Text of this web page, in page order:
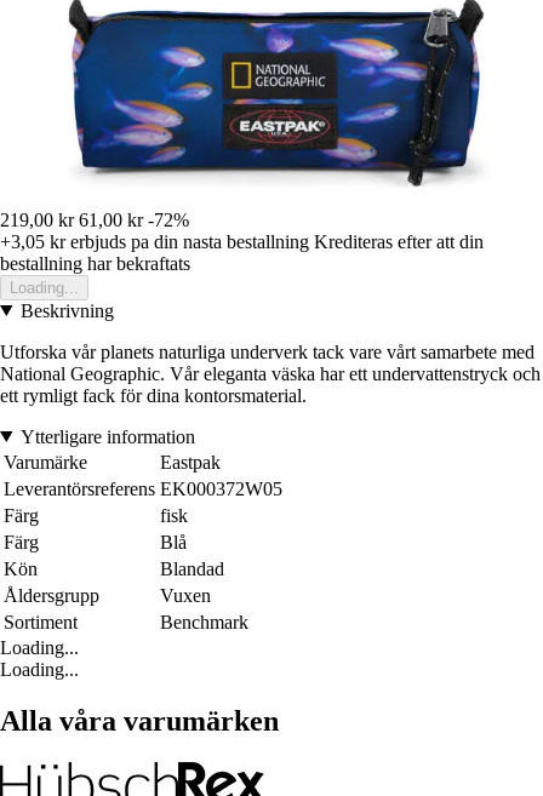
219,00 kr 61,00 kr -72%
+3,05 krerbjuds pa din nasta bestallning Krediteras efter att din
bestallning har bekraftats
Loading...
Beskrivning
Utforska vår planets naturliga underverk tack vare vårt samarbete med
National Geographic. Vår eleganta väska har ett undervattenstryck och
ett rymligt fack för dina kontorsmaterial.
Ytterligare information
Varumärke
Eastpak
Leverantörsreferens EK000372W05
Färg
fisk
Färg
Blå
Kön
Blandad
Åldersgrupp
Vuxen
Sortiment
Benchmark
Loading...
Loading...
Alla våra varumärken